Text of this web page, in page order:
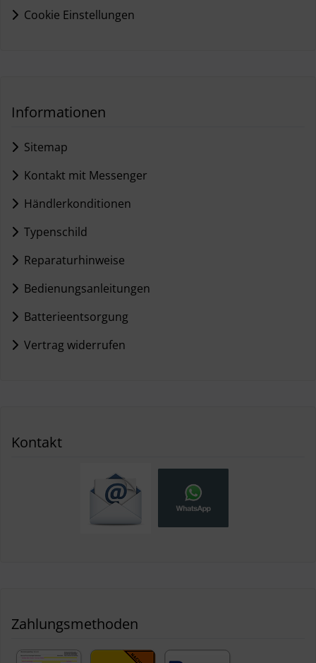
Cookie Einstellungen
Informationen
Sitemap
Kontakt mit Messenger
Händlerkonditionen
Typenschild
Reparaturhinweise
Bedienungsanleitungen
Batterieentsorgung
Vertrag widerrufen
Kontakt
Zahlungsmethoden